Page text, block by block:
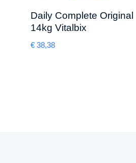
Daily Complete Original
14kg Vitalbix
€38,38